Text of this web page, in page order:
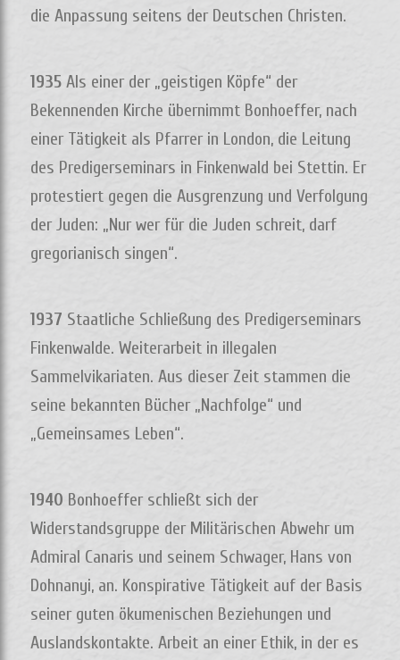
die Anpassung seitens der Deutschen Christen.
1935Als einer der „geistigen Köpfe“ der
Bekennenden Kirche übernimmt Bonhoeffer, nach
einer Tätigkeit als Pfarrer in London, die Leitung
des Predigerseminars in Finkenwald bei Stettin. Er
protestiert gegen die Ausgrenzung und Verfolgung
der Juden: „Nur wer für die Juden schreit, darf
gregorianisch singen“.
1937 Staatliche Schließung des Predigerseminars
Finkenwalde. Weiterarbeit in illegalen
Sammelvikariaten. Aus dieser Zeit stammen die
seine bekannten Bücher „Nachfolge“ und
„Gemeinsames Leben“.
1940 Bonhoeffer schließt sich der
Widerstandsgruppe der Militärischen Abwehr um
Admiral Canaris und seinem Schwager, Hans von
Dohnanyi, an. Konspirative Tätigkeit auf der Basis
seiner guten ökumenischen Beziehungen und
Auslandskontakte. Arbeit an einer Ethik, in der es